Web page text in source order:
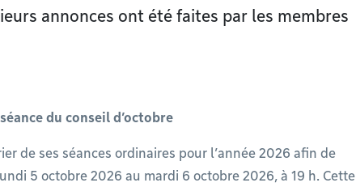
annonces ont été faites par les membres
du conseil d’octobre
de ses séances ordinaires pour l’année 2026 afin de
5 octobre 2026 au mardi 6 octobre 2026, à 19 h. Cette